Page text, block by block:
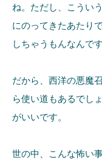
ね。ただし、こうい
にのってきたあたり
しちゃうもんなんで
だから、西洋の悪魔
ら使い道もあるでし
がいいです。
世の中、こんな怖い